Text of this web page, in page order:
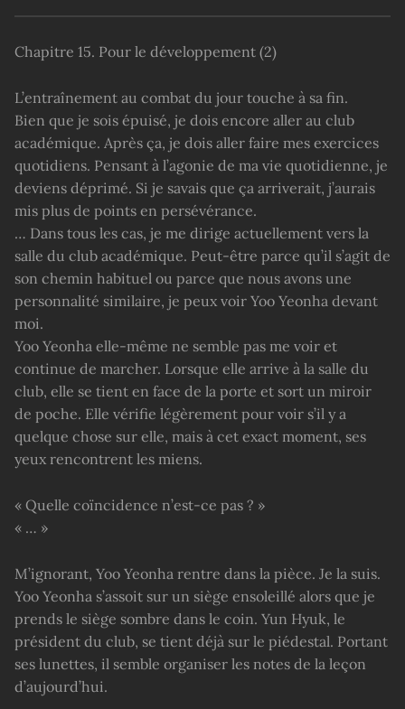
Chapitre 15. Pour le développement (2)
L’entraînement au combat du jour touche à sa fin.
Bien que je sois épuisé, je dois encore aller au club
académique. Après ça, je dois aller faire mes exercices
quotidiens. Pensant à l’agonie de ma vie quotidienne, je
deviens déprimé. Si je savais que ça arriverait, j’aurais
mis plus de points en persévérance.
… Dans tous les cas, je me dirige actuellement vers la
salle du club académique. Peut-être parce qu’il s’agit de
son chemin habituel ou parce que nous avons une
personnalité similaire, je peux voir Yoo Yeonha devant
moi.
Yoo Yeonha elle-même ne semble pas me voir et
continue de marcher. Lorsque elle arrive à la salle du
club, elle se tient en face de la porte et sort un miroir
de poche. Elle vérifie légèrement pour voir s’il y a
quelque chose sur elle, mais à cet exact moment, ses
yeux rencontrent les miens.
« Quelle coïncidence n’est-ce pas ? »
« … »
M’ignorant, Yoo Yeonha rentre dans la pièce. Je la suis.
Yoo Yeonha s’assoit sur un siège ensoleillé alors que je
prends le siège sombre dans le coin. Yun Hyuk, le
président du club, se tient déjà sur le piédestal. Portant
ses lunettes, il semble organiser les notes de la leçon
d’aujourd’hui.